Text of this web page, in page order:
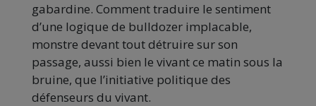
gabardine. Comment traduire le sentiment
d’une logique de bulldozer implacable,
monstre devant tout détruire sur son
passage, aussi bien le vivant ce matin sous la
bruine, que l’initiative politique des
défenseurs du vivant.